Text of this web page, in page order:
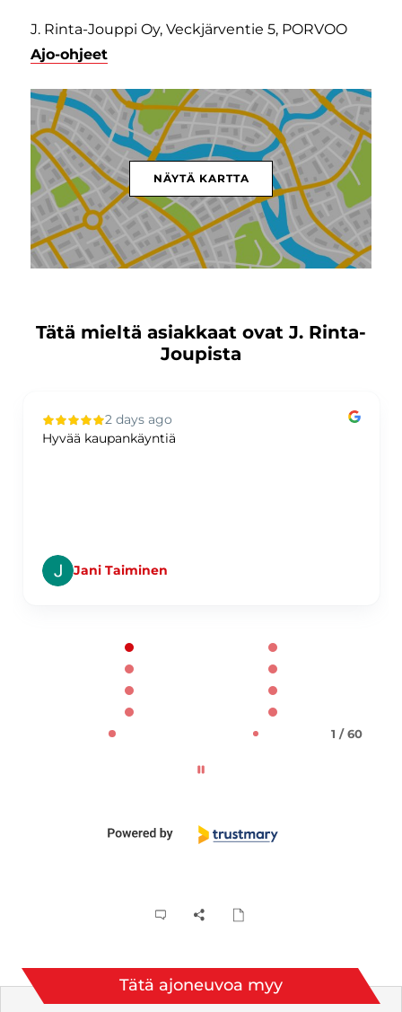
J. Rinta-Jouppi Oy, Veckjärventie 5, PORVOO
Ajo-ohjeet
NÄYTÄ KARTTA
Tätä mieltä asiakkaat ovat J. Rinta-
Joupista
2 days ago
Hyvää kaupankäyntiä
Jani Taiminen
1 / 60
Tätä ajoneuvoa myy